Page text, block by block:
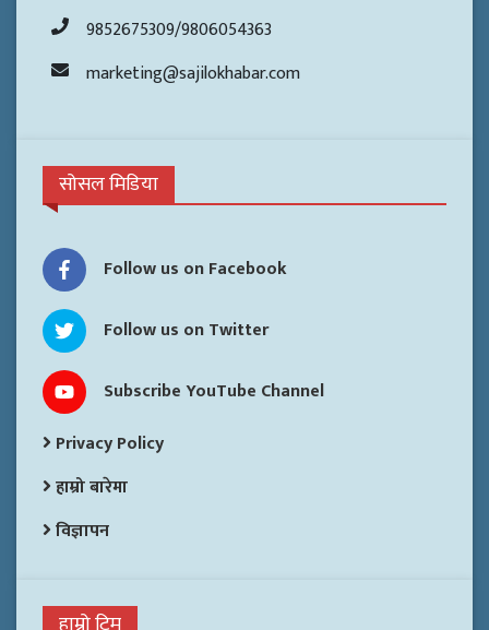
9852675309/9806054363
marketing@sajilokhabar.com
सोसल मिडिया
Follow us on Facebook
Follow us on Twitter
Subscribe YouTube Channel
Privacy Policy
हाम्रो बारेमा
विज्ञापन